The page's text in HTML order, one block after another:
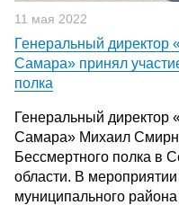
11 мая 2022
Генеральный директор
Самара» принял
полка
Генеральный директор
Самара» Михаил
Бессмертного полка в
области. В
муниципального